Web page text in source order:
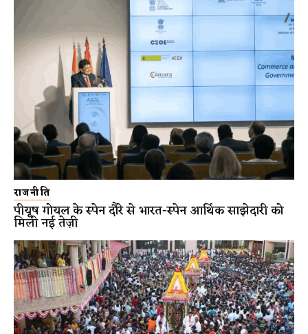
राजनीति
पीयूष गोयल के स्पेन दौरे से भारत-स्पेन आर्थिक साझेदारी को
मिली नई तेज़ी